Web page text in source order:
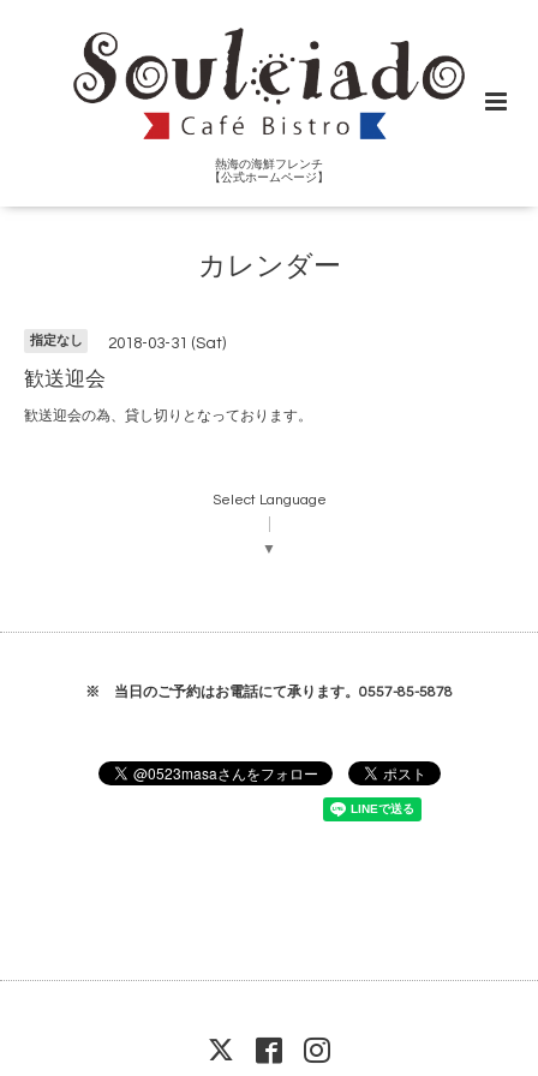
熱海の海鮮フレンチ
【公式ホームページ】
カレンダー
指定なし 2018-03-31 (Sat)
歓送迎会
歓送迎会の為、貸し切りとなっております。
Select Language
▼
※ 当日のご予約はお電話にて承ります。0557-85-5878